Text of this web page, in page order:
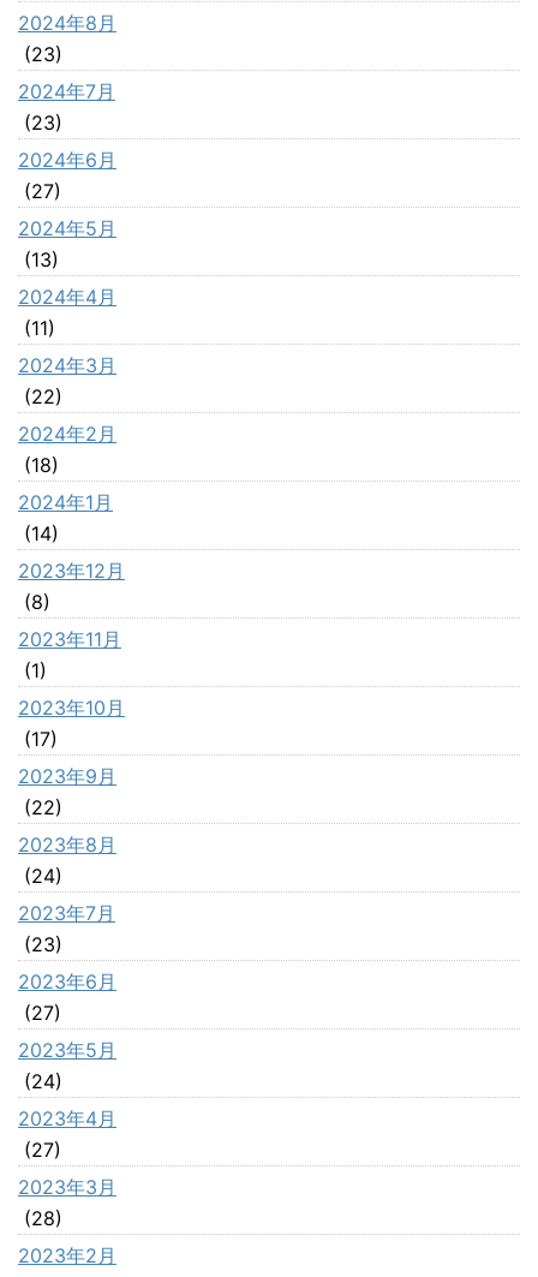
2024年8月
(23)
2024年7月
(23)
2024年6月
(27)
2024年5月
(13)
2024年4月
(11)
2024年3月
(22)
2024年2月
(18)
2024年1月
(14)
2023年12月
(8)
2023年11月
(1)
2023年10月
(17)
2023年9月
(22)
2023年8月
(24)
2023年7月
(23)
2023年6月
(27)
2023年5月
(24)
2023年4月
(27)
2023年3月
(28)
2023年2月